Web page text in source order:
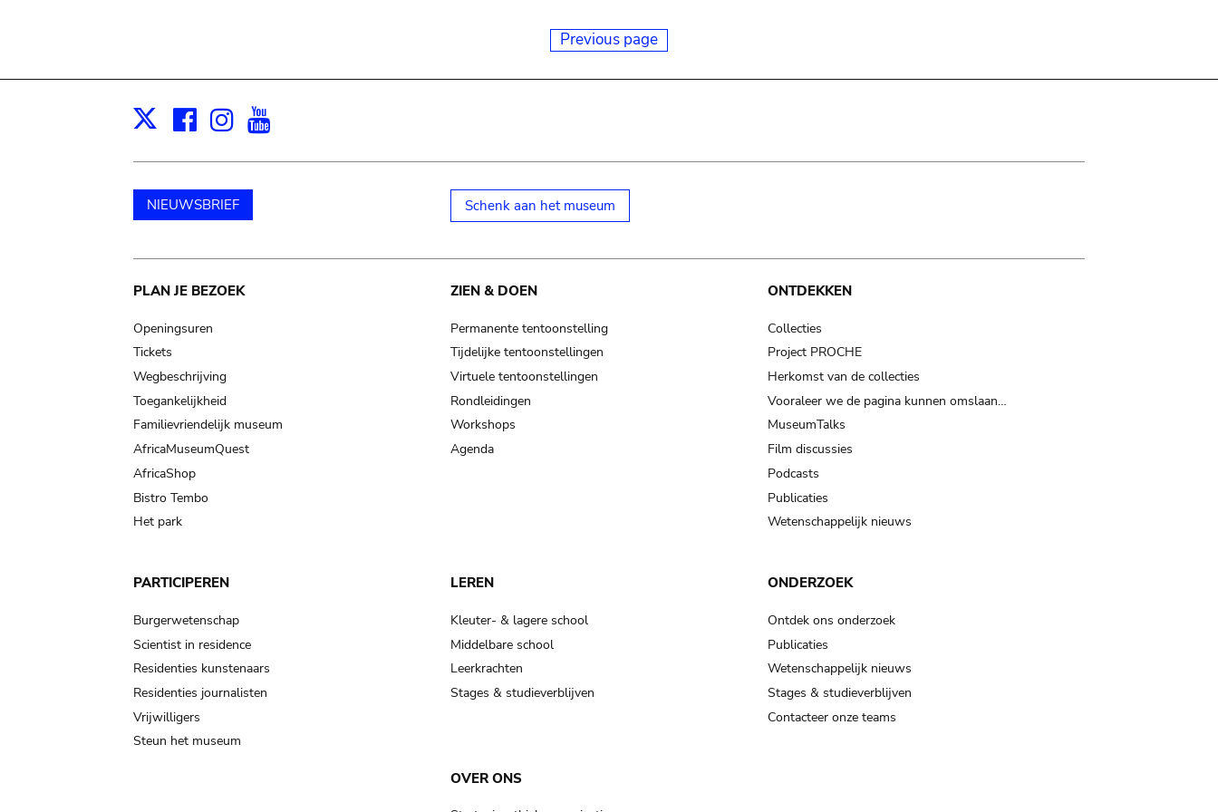
Previous page
X Facebook
Instagram
NIEUWSBRIEF Schenk aan het museum
Main
navigation
PLAN JE BEZOEK
Openingsuren
Tickets
Wegbeschrijving
Toegankelijkheid
Familievriendelijk museum
AfricaMuseumQuest
AfricaShop
Bistro Tembo
Het park
ZIEN & DOEN
Permanente tentoonstelling
Tijdelijke tentoonstellingen
Virtuele tentoonstellingen
Rondleidingen
Workshops
Agenda
ONTDEKKEN
Collecties
Project PROCHE
Herkomst van de collecties
Vooraleer we de pagina kunnen omslaan…
MuseumTalks
Film discussies
Podcasts
Publicaties
Wetenschappelijk nieuws
PARTICIPEREN
Burgerwetenschap
Scientist in residence
Residenties kunstenaars
Residenties journalisten
Vrijwilligers
Steun het museum
LEREN
Kleuter- & lagere school
Middelbare school
Leerkrachten
Stages & studieverblijven
ONDERZOEK
Ontdek ons onderzoek
Publicaties
Wetenschappelijk nieuws
Stages & studieverblijven
Contacteer onze teams
OVER ONS